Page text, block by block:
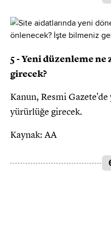
5 - Yeni düzenleme
girecek?
Kanun, Resmi Gazete'de
yürürlüğe girecek.
Kaynak: AA